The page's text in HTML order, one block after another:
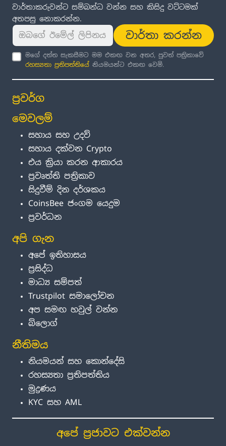
වාර්තාකරුවන්ට සම්බන්ධ වන්න සහ කිසිදු වට්ටමක්
අතපසු නොකරන්න.
වාර්තා කරන්න
මගේ දත්ත සැකසීමට මම එකඟ වන අතර, පුවත් පත්‍රිකාවේ
රහස්‍යතා ප්‍රතිපත්තිය ේ නියමයන්ට එකඟ වෙමි.
ප්‍රවර්ග
මෙවලම්
සහාය සහ උදව්
සහාය දක්වන Crypto
එය ක්‍රියා කරන ආකාරය
ප්‍රවෘත්ති පත්‍රිකාව
සිදුවීම් දින දර්ශකය
CoinsBee ජංගම යෙදුම
ප්‍රවර්ධන
අපි ගැන
අපේ ඉතිහාසය
ප්‍රසිද්ධ
මාධ්‍ය සම්පත්
Trustpilot සමාලෝචන
අප සමඟ හවුල් වන්න
බ්ලොග්
නීතිමය
නියමයන් සහ කොන්දේසි
රහස්‍යතා ප්‍රතිපත්තිය
මුද්‍රණය
KYC සහ AML
අපේ ප්‍රජාවට එක්වන්න